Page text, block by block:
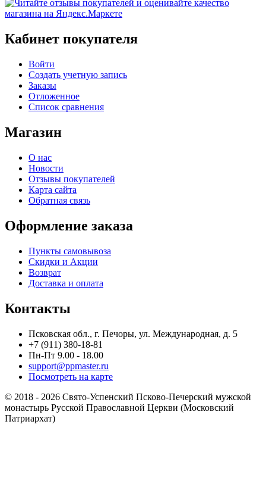
Кабинет покупателя
Войти
Создать учетную запись
Заказы
Отложенное
Список сравнения
Магазин
О нас
Новости
Отзывы покупателей
Карта сайта
Обратная связь
Оформление заказа
Пункты самовывоза
Скидки и Акции
Возврат
Доставка и оплата
Контакты
Псковская обл., г. Печоры, ул. Международная, д. 5
+7 (911) 380-18-81
Пн-Пт 9.00 - 18.00
support@ppmaster.ru
Посмотреть на карте
© 2018 - 2026 Свято-Успенский Псково-Печерский мужской
монастырь Русской Православной Церкви (Московский
Патриархат)